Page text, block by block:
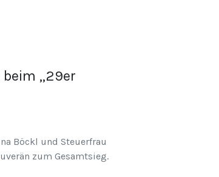
„29er
Böckl und Steuerfrau
zum Gesamtsieg.